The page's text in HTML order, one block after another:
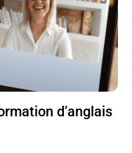
d’anglais